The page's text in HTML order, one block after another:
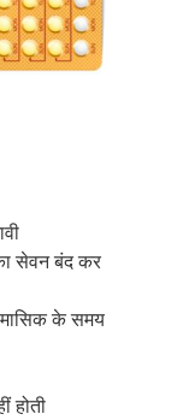
सेवन बंद कर
मासिक के समय
होती